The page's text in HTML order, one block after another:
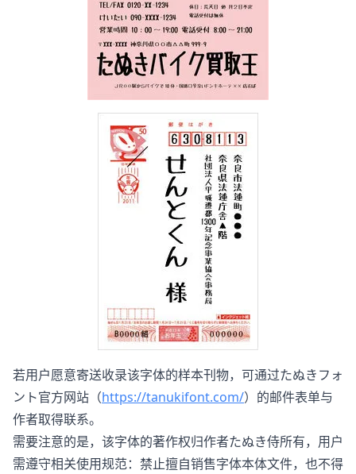
若用户愿意寄送收录该字体的样本刊物，可通过たぬきフォ
ント官方网站（https://tanukifont.com/）的邮件表单与
作者取得联系。
需要注意的是，该字体的著作权归作者たぬき侍所有，用户
需遵守相关使用规范：禁止擅自销售字体本体文件，也不得